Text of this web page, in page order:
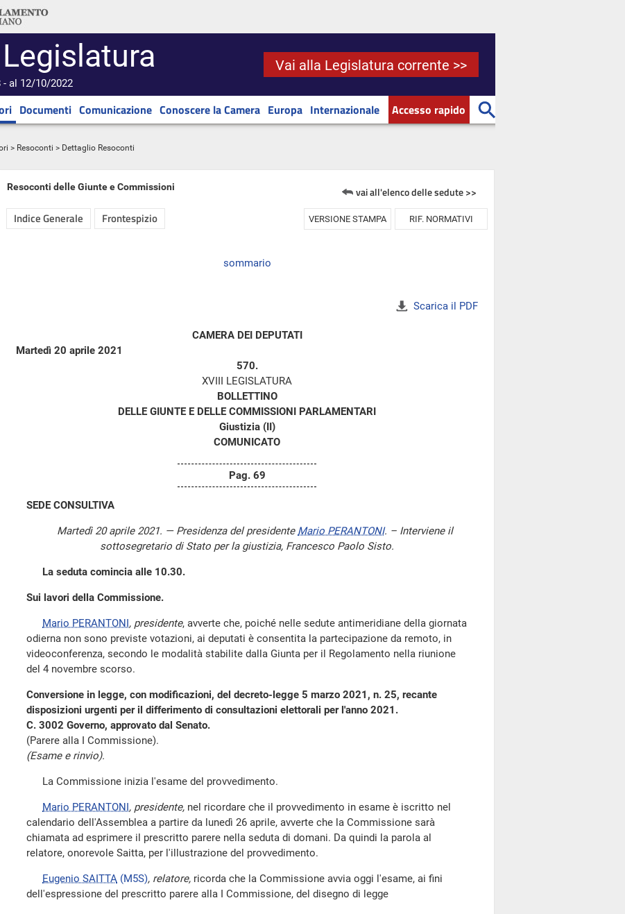
al 12/10/2022
Vai alla Legislatura corrente >>
Documenti Comunicazione Conoscere la Camera Europa Internazionale Accesso rapido
> Resoconti > Dettaglio Resoconti
Resoconti delle Giunte e Commissioni vai all'elenco delle sedute >>
Indice Generale Frontespizio VERSIONE STAMPA RIF. NORMATIVI
sommario
Scarica il PDF
CAMERA DEI DEPUTATI
Martedì 20 aprile 2021
570.
XVIII LEGISLATURA
BOLLETTINO
DELLE GIUNTE E DELLE COMMISSIONI PARLAMENTARI
Giustizia (II)
COMUNICATO
Pag. 69
SEDE CONSULTIVA
Martedì 20 aprile 2021. — Presidenza del presidente Mario PERANTONI. – Interviene il
sottosegretario di Stato per la giustizia, Francesco Paolo Sisto.
La seduta comincia alle 10.30.
Sui lavori della Commissione.
Mario PERANTONI, presidente, avverte che, poiché nelle sedute antimeridiane della giornata
odierna non sono previste votazioni, ai deputati è consentita la partecipazione da remoto, in
videoconferenza, secondo le modalità stabilite dalla Giunta per il Regolamento nella riunione
del 4 novembre scorso.
Conversione in legge, con modificazioni, del decreto-legge 5 marzo 2021, n. 25, recante
disposizioni urgenti per il differimento di consultazioni elettorali per l'anno 2021.
C. 3002 Governo, approvato dal Senato.
(Parere alla I Commissione).
(Esame e rinvio).
La Commissione inizia l'esame del provvedimento.
Mario PERANTONI, presidente, nel ricordare che il provvedimento in esame è iscritto nel
calendario dell'Assemblea a partire da lunedì 26 aprile, avverte che la Commissione sarà
chiamata ad esprimere il prescritto parere nella seduta di domani. Da quindi la parola al
relatore, onorevole Saitta, per l'illustrazione del provvedimento.
Eugenio SAITTA (M5S), relatore, ricorda che la Commissione avvia oggi l'esame, ai fini
dell'espressione del prescritto parere alla I Commissione, del disegno di legge